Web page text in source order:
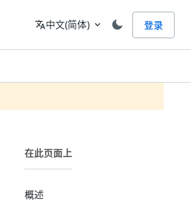
语言
translate中文(简体) expand_more 登录
在此页面上
概述